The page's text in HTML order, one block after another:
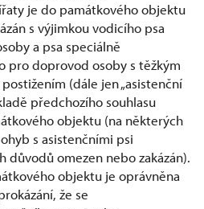
je do památkového objektu
s výjimkou vodicího psa
a psa speciálně
pro doprovod osoby s těžkým
(dále jen „asistenční
předchozího souhlasu
objektu (na některých
s asistenčními psi
důvodů omezen nebo zakázán).
objektu je oprávněna
že se